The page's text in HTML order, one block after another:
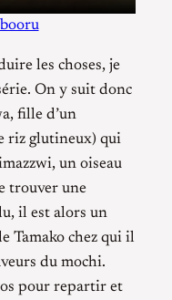
les choses, je
On y suit donc
fille d’un
riz glutineux) qui
un oiseau
trouver une
il est alors un
Tamako chez qui il
du mochi.
pour repartir et